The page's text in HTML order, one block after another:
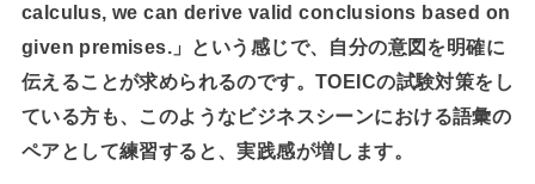
calculus, we can derive valid conclusions based on
given premises.」という感じで、自分の意図を明確に
伝えることが求められるのです。TOEICの試験対策をし
ている方も、このようなビジネスシーンにおける語彙の
ペアとして練習すると、実践感が増します。